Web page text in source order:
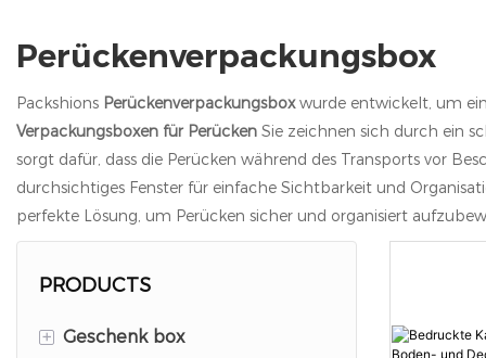
Perückenverpackungsbox
Packshions Perückenverpackungsboxwurde entwickelt, um
Verpackungsboxen für Perücken Sie zeichnen sich durch ein
sorgt dafür, dass die Perücken während des Transports vor
durchsichtiges Fenster für einfache Sichtbarkeit und
perfekte Lösung, um Perücken sicher und organisiert
PRODUCTS
+ Geschenk box